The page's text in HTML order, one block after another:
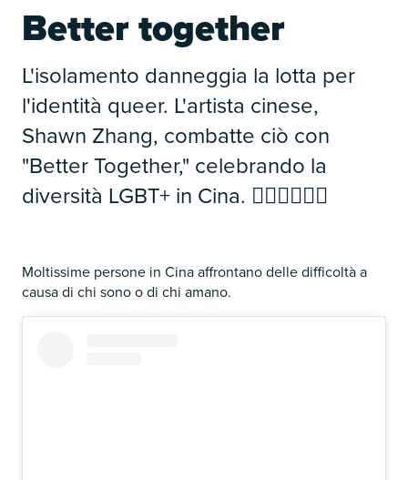
Better together
L'isolamento danneggia la lotta per
l'identità queer. L'artista cinese,
Shawn Zhang, combatte ciò con
"Better Together," celebrando la
diversità LGBT+ in Cina. 🏳️‍🌈🇨🇳🏳️‍🌈
Moltissime persone in Cina affrontano delle difficoltà a
causa di chi sono o di chi amano.